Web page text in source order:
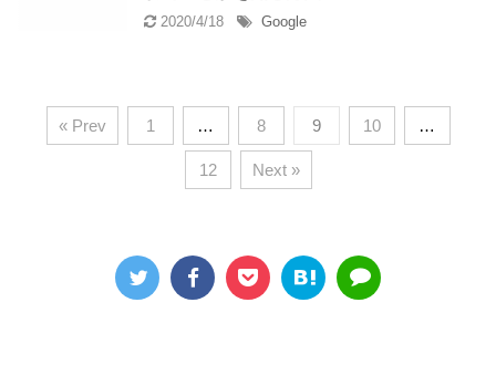
2020/4/18 Google
« Prev 1 … 8 9 10 …
12 Next »